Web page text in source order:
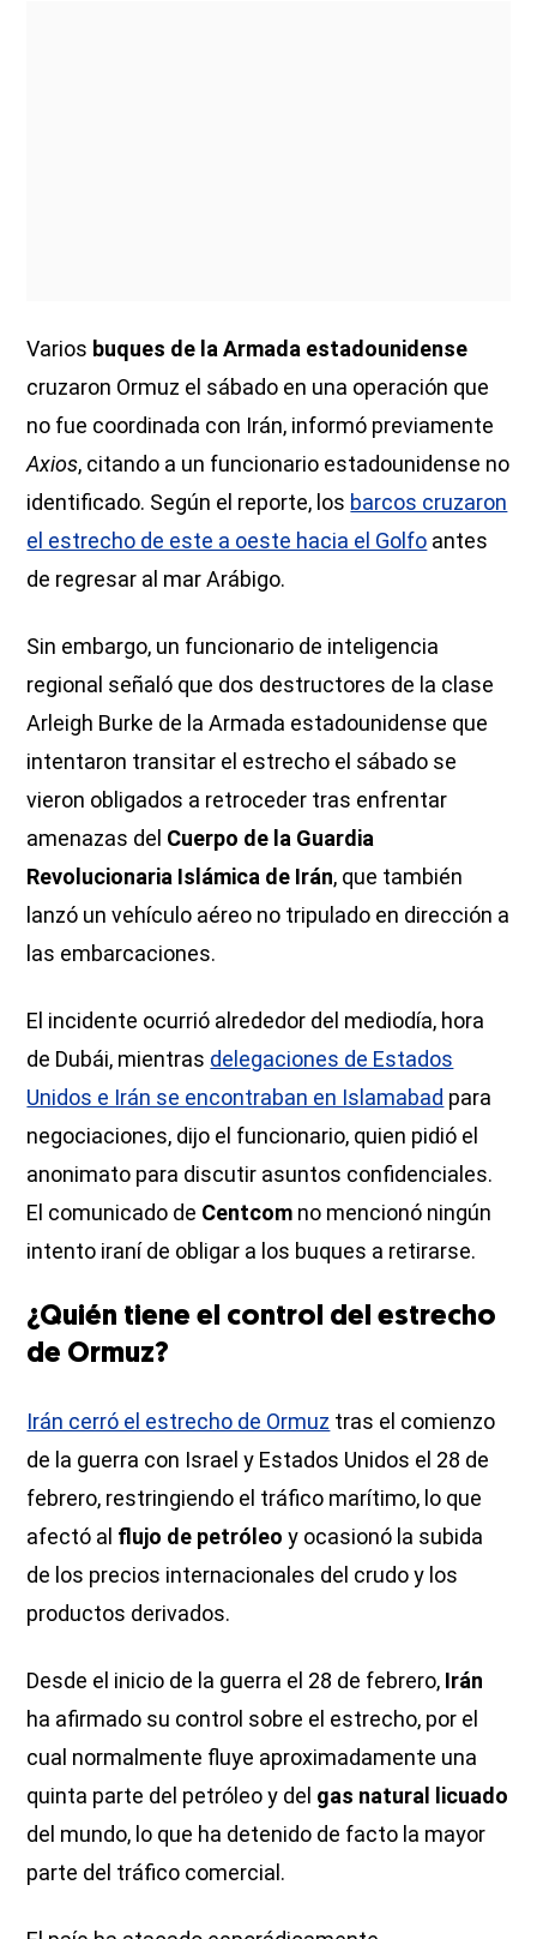
Varios buques de la Armada estadounidense
cruzaron Ormuz el sábado en una operación que
no fue coordinada con Irán, informó previamente
Axios, citando a un funcionario estadounidense no
identificado. Según el reporte, los barcos cruzaron
el estrecho de este a oeste hacia el Golfo antes
de regresar al mar Arábigo.
Sin embargo, un funcionario de inteligencia
regional señaló que dos destructores de la clase
Arleigh Burke de la Armada estadounidense que
intentaron transitar el estrecho el sábado se
vieron obligados a retroceder tras enfrentar
amenazas del Cuerpo de la Guardia
Revolucionaria Islámica de Irán, que también
lanzó un vehículo aéreo no tripulado en dirección a
las embarcaciones.
El incidente ocurrió alrededor del mediodía, hora
de Dubái, mientras delegaciones de Estados
Unidos e Irán se encontraban en Islamabad para
negociaciones, dijo el funcionario, quien pidió el
anonimato para discutir asuntos confidenciales.
El comunicado de Centcom no mencionó ningún
intento iraní de obligar a los buques a retirarse.
¿Quién tiene el control del estrecho
de Ormuz?
Irán cerró el estrecho de Ormuz tras el comienzo
de la guerra con Israel y Estados Unidos el 28 de
febrero, restringiendo el tráfico marítimo, lo que
afectó al flujo de petróleoy ocasionó la subida
de los precios internacionales del crudo y los
productos derivados.
Desde el inicio de la guerra el 28 de febrero, Irán
ha afirmado su control sobre el estrecho, por el
cual normalmente fluye aproximadamente una
quinta parte del petróleo y del gas natural licuado
del mundo, lo que ha detenido de facto la mayor
parte del tráfico comercial.